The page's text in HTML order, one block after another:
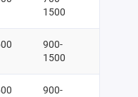
1500
900-
1500
900-